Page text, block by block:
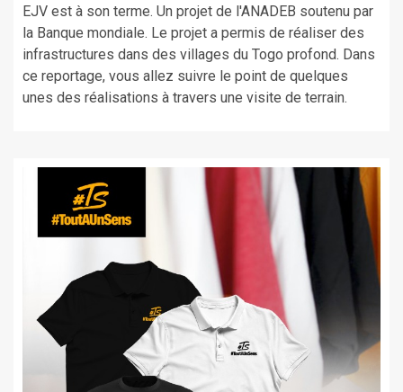
EJV est à son terme. Un projet de l'ANADEB soutenu par
la Banque mondiale. Le projet a permis de réaliser des
infrastructures dans des villages du Togo profond. Dans
ce reportage, vous allez suivre le point de quelques
unes des réalisations à travers une visite de terrain.